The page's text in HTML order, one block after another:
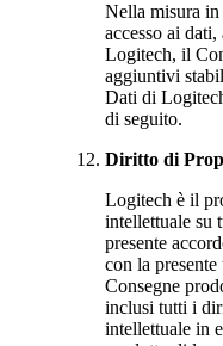
Nella misura in
accesso ai
Logitech, il
aggiuntivi
Dati di
di seguito.
Diritto di
Logitech è il
intellettuale su
presente
con la
Consegne
inclusi tutti i
intellettuale in